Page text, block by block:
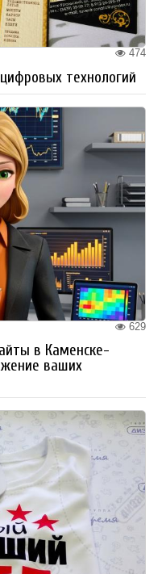
474
технологий
629
в Каменске-
ваших